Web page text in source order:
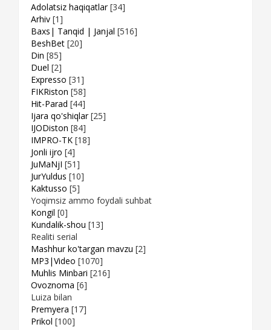
Adolatsiz haqiqatlar [34]
Arhiv [1]
Baxs| Tanqid | Janjal [516]
BeshBet [20]
Din [85]
Duel [2]
Expresso [31]
FIKRiston [58]
Hit-Parad [44]
Ijara qo'shiqlar [25]
IJODiston [84]
IMPRO-TK [18]
Jonli ijro [4]
JuMaNjI [51]
JurYuldus [10]
Kaktusso [5]
Yoqimsiz ammo foydali suhbat
Kongil [0]
Kundalik-shou [13]
Realiti serial
Mashhur ko'targan mavzu [2]
MP3|Video [1070]
Muhlis Minbari [216]
Ovoznoma [6]
Luiza bilan
Premyera [17]
Prikol [100]